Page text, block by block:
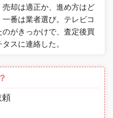
却は適正か、進め方はど
番は業者選び。テレビコ
がきっかけで、査定後買
スに連絡した。
頼